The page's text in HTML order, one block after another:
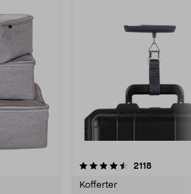
2118
Kofferter
4.5 av 5 stjerner